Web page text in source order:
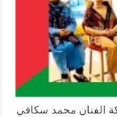
الفنان محمد سكافي